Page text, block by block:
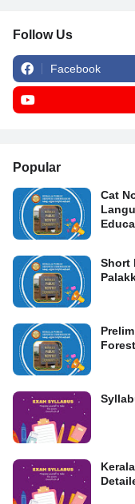
Follow Us
Facebook
Popular
Cat
Short